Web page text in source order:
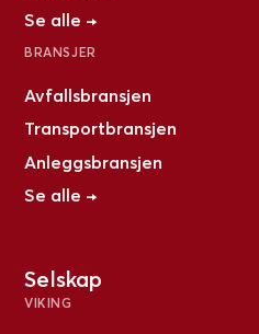
Se alle →
BRANSJER
Avfallsbransjen
Transportbransjen
Anleggsbransjen
Se alle →
Selskap
VIKING